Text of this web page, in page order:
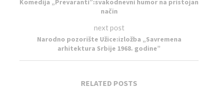
Komedija „Prevaranti”:svakodnevni humor na pristojan
način
next post
Narodno pozorište Užice:izložba „Savremena
arhitektura Srbije 1968. godine”
RELATED POSTS